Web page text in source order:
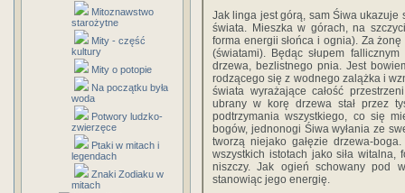
Mitoznawstwo
starożytne
Mity - część
kultury
Mity o potopie
Na początku była
woda
Potwory ludzko-
zwierzęce
Ptaki w mitach i
legendach
Znaki Zodiaku w
mitach
Jak linga jest górą, sam Śiwa ukazuje
świata. Mieszka w górach, na
forma energii słońca i ognia). Za
(światami). Będąc słupem
drzewa, bezlistnego pnia. Jest
rodzącego się z wodnego zalążka i
świata wyrażające całość
ubrany w korę drzewa stał przez
podtrzymania wszystkiego, co się
bogów, jednonogi Śiwa wyłania ze
tworzą niejako gałęzie drzewa-
wszystkich istotach jako siła witalna,
niszczy. Jak ogień schowany pod
stanowiąc jego energię.